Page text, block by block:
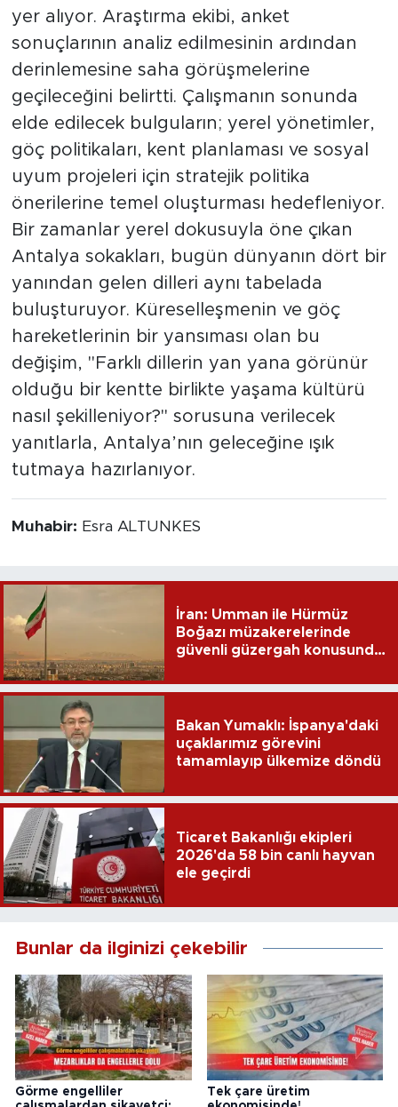
yer alıyor. Araştırma ekibi, anket
sonuçlarının analiz edilmesinin ardından
derinlemesine saha görüşmelerine
geçileceğini belirtti. Çalışmanın sonunda
elde edilecek bulguların; yerel yönetimler,
göç politikaları, kent planlaması ve sosyal
uyum projeleri için stratejik politika
önerilerine temel oluşturması hedefleniyor.
Bir zamanlar yerel dokusuyla öne çıkan
Antalya sokakları, bugün dünyanın dört bir
yanından gelen dilleri aynı tabelada
buluşturuyor. Küreselleşmenin ve göç
hareketlerinin bir yansıması olan bu
değişim, "Farklı dillerin yan yana görünür
olduğu bir kentte birlikte yaşama kültürü
nasıl şekilleniyor?" sorusuna verilecek
yanıtlarla, Antalya’nın geleceğine ışık
tutmaya hazırlanıyor.
Muhabir: Esra ALTUNKES
İran: Umman ile Hürmüz
Boğazı müzakerelerinde
güvenli güzergah konusunda
Bakan Yumaklı: İspanya'daki
uçaklarımız görevini
tamamlayıp ülkemize döndü
Ticaret Bakanlığı ekipleri
2026'da 58 bin canlı hayvan
ele geçirdi
Bunlar da ilginizi çekebilir
Görme engelliler
Tek çare üretim